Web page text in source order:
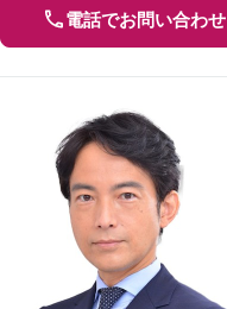
電話でお問い合わせ